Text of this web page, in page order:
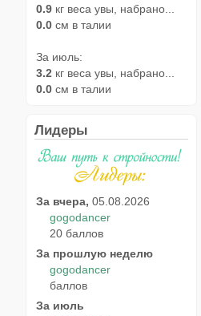
0.9 кг веса увы, набрано...
0.0 см в талии
За июль:
3.2 кг веса увы, набрано...
0.0 см в талии
Лидеры
За вчера, 05.08.2026
gogodancer
20 баллов
За прошлую неделю
gogodancer
баллов
За июль